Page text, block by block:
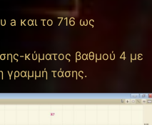
a και το 716 ως
κύματος βαθμού 4 με
γραμμή τάσης.